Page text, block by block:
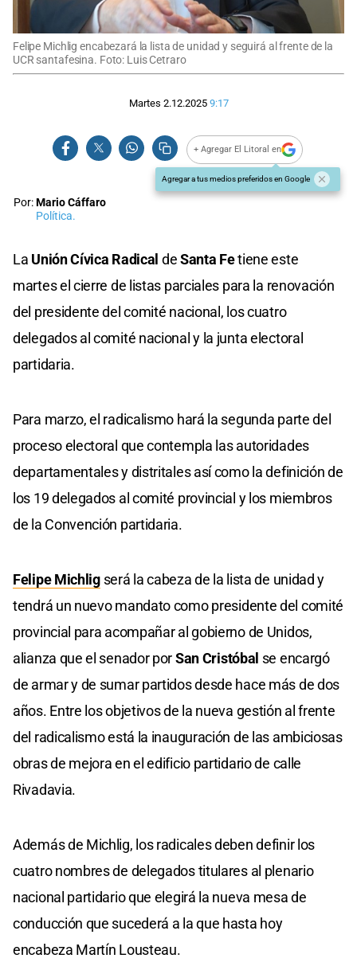
Felipe Michlig encabezará la lista de unidad y seguirá al frente de la
UCR santafesina. Foto: Luis Cetraro
Martes 2.12.2025 9:17
+ Agregar El Litoral en
Agregar a tus medios preferidos en Google
Por:Mario Cáffaro
Política.
La Unión Cívica Radical deSanta Fetiene este
martes el cierre de listas parciales para la renovación
del presidente del comité nacional, los cuatro
delegados al comité nacional y la junta electoral
partidaria.
Para marzo, el radicalismo hará la segunda parte del
proceso electoral que contempla las autoridades
departamentales y distritales así como la definición de
los 19 delegados al comité provincial y los miembros
de la Convención partidaria.
Felipe Michligserá la cabeza de la lista de unidad y
tendrá un nuevo mandato como presidente del comité
provincial para acompañar al gobierno de Unidos,
alianza que el senador porSan Cristóbal se encargó
de armar y de sumar partidos desde hace más de dos
años. Entre los objetivos de la nueva gestión al frente
del radicalismo está la inauguración de las ambiciosas
obras de mejora en el edificio partidario de calle
Rivadavia.
Además de Michlig, los radicales deben definir los
cuatro nombres de delegados titulares al plenario
nacional partidario que elegirá la nueva mesa de
conducción que sucederá a la que hasta hoy
encabeza Martín Lousteau.